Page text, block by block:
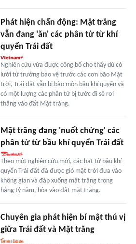
Phát hiện chấn động: Mặt trăng
vẫn đang 'ăn' các phân tử từ khí
quyển Trái đất
Nghiên cứu vừa được công bố cho thấy dù có
lưới từ trường bảo vệ trước các cơn bão Mặt
trời, Trái đất vẫn bị bào mòn bầu khí quyển và
có một lượng các phân tử bị tước đi sẽ rơi
thẳng vào đất Mặt trăng.
Mặt trăng đang 'nuốt chửng' các
phân tử từ bầu khí quyển Trái đất
Theo một nghiên cứu mới, các hạt từ bầu khí
quyển Trái đất đã được gió mặt trời đưa vào
không gian và đáp xuống mặt trăng trong
hàng tỷ năm, hòa vào đất mặt trăng.
Chuyên gia phát hiện bí mật thú vị
giữa Trái đất và Mặt trăng